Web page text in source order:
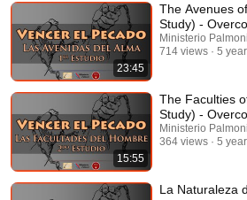
esta dependiendo de las decisiones que
obedecer a Dios y a desobedecerlo.
23:45
The Avenues
Study) -
Ministerio Palmoni
714 views
5
15:55
The Faculties
Study) -
Ministerio Palmoni
364 views
5
La Naturaleza